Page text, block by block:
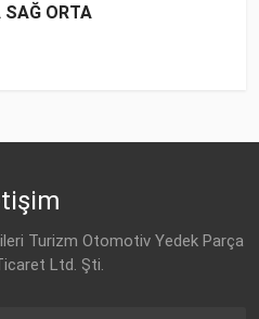
ORTA
Turizm Otomotiv Yedek Parça
Ltd. Şti.